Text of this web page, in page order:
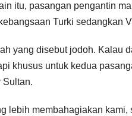
itu, pasangan pengantin
Turki sedangkan
yang disebut jodoh. Kalau
khusus untuk kedua
Sultan.
lebih membahagiakan